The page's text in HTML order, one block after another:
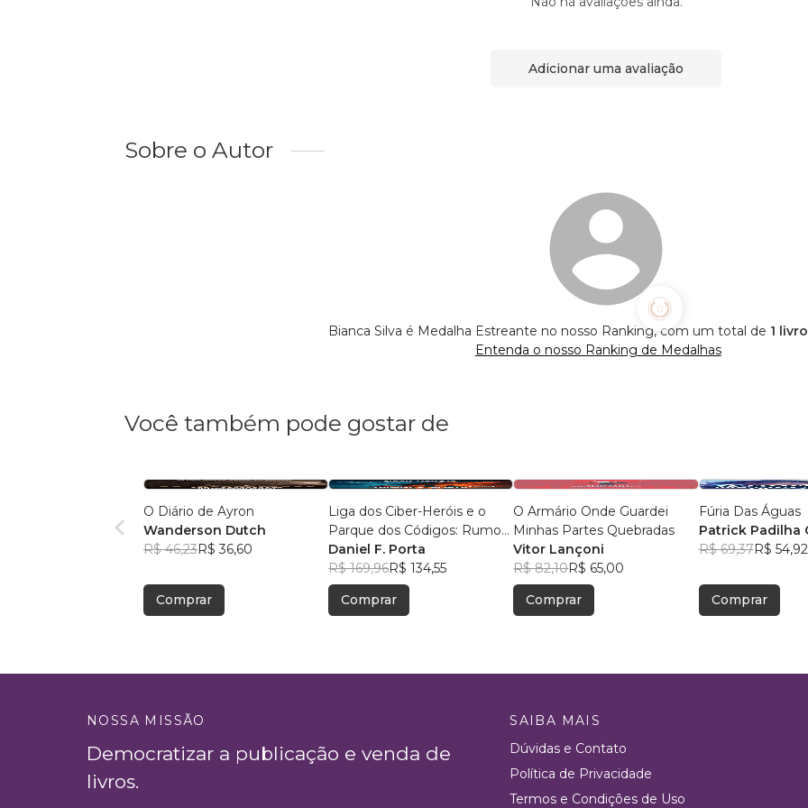
Adicionar uma avaliação
Sobre o Autor
Bianca Silva é Medalha Estreante no nosso Ranking, com um total de 1
Entenda o nosso Ranking de Medalhas
Você também pode gostar de
O Diário de Ayron
Wanderson Dutch
R$ 46,23R$ 36,60
Comprar
Liga dos Ciber-Heróis e o
Parque dos Códigos: Rumo
ao Desconhecido
Daniel F. Porta
R$ 169,96R$ 134,55
Comprar
O Armário Onde Guardei
Minhas Partes Quebradas
Vitor Lançoni
R$ 82,10R$ 65,00
Comprar
Fúria Das Águas
Patrick Padilha
R$ 69,37R$ 54,92
Comprar
NOSSA MISSÃO
Democratizar a publicação e venda de
livros.
SAIBA MAIS
Dúvidas e Contato
Política de Privacidade
Termos e Condições de Uso